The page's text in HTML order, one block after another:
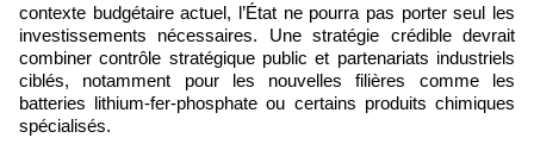
contexte budgétaire actuel, l’État ne pourra pas porter seul les
investissements nécessaires. Une stratégie crédible devrait
combiner contrôle stratégique public et partenariats industriels
ciblés, notamment pour les nouvelles filières comme les
batteries lithium-fer-phosphate ou certains produits chimiques
spécialisés.